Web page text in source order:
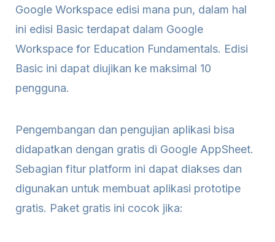
Google Workspace edisi mana pun, dalam hal
ini edisi Basic terdapat dalam Google
Workspace for Education Fundamentals. Edisi
Basic ini dapat diujikan ke maksimal 10
pengguna.
Pengembangan dan pengujian aplikasi bisa
didapatkan dengan gratis di Google AppSheet.
Sebagian fitur platform ini dapat diakses dan
digunakan untuk membuat aplikasi prototipe
gratis. Paket gratis ini cocok jika: